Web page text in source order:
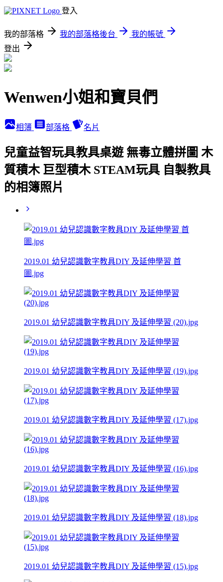
登入
我的部落格 我的部落格後台
我的帳號
登出
Wenwen小姐和寶貝們
相簿 部落格 名片
兒童益智玩具教具桌遊 無毒立體拼圖 木
質積木 巨型積木 STEAM玩具 自製教具
的相簿照片
2019.01 幼兒認識數字教具DIY 及延伸學習 首
圖.jpg
2019.01 幼兒認識數字教具DIY 及延伸學習 (20).jpg
2019.01 幼兒認識數字教具DIY 及延伸學習 (19).jpg
2019.01 幼兒認識數字教具DIY 及延伸學習 (17).jpg
2019.01 幼兒認識數字教具DIY 及延伸學習 (16).jpg
2019.01 幼兒認識數字教具DIY 及延伸學習 (18).jpg
2019.01 幼兒認識數字教具DIY 及延伸學習 (15).jpg